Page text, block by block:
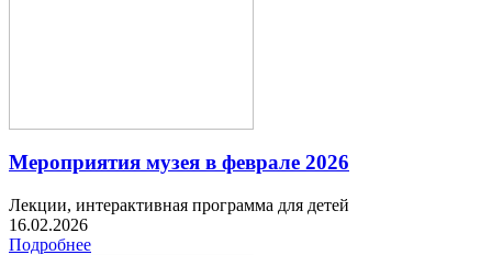
Мероприятия музея в феврале 2026
Лекции, интерактивная программа для детей
16.02.2026
Подробнее